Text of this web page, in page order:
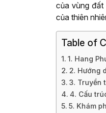
của vùng đất
của thiên
Table of
1. Hang
2. Hướng
3. Truyền
4. Cấu
5. Khám